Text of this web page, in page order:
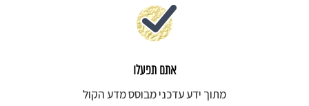
אתם תפעלו
מתוך ידע עדכני מבוסס מדע הקול